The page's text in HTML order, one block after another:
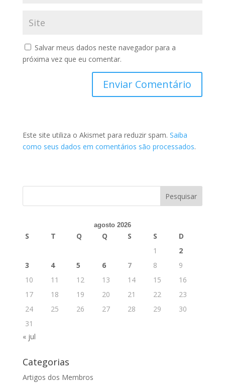
Salvar meus dados neste navegador para a
próxima vez que eu comentar.
Este site utiliza o Akismet para reduzir spam. Saiba
como seus dados em comentários são processados.
agosto 2026
S T Q Q S S
D
1
2
3
4 5 6 7 8
9
10
11 12 13 14 15
16
17
18 19 20 21 22
23
24
25 26 27 28 29
30
31
« jul
Categorias
Artigos dos Membros